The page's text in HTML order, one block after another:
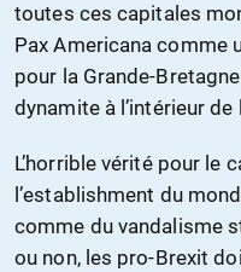
toutes ces capitales
Pax Americana comme
pour la Grande-
dynamite à l’intérieur
L’horrible vérité pour le
l’establishment du
comme du vandalisme
ou non, les pro-Brexit